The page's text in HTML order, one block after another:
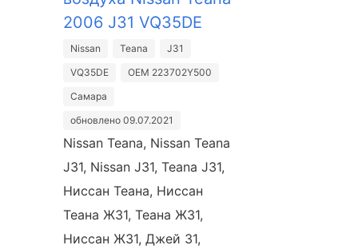
2006 J31 VQ35DE
Nissan Teana
J31
VQ35DE
OEM 223702Y500
Самара
обновлено 09.07.2021
Nissan Teana, Nissan Teana
J31, Nissan J31, Teana J31,
Ниссан Теана, Ниссан
Теана Ж31, Теана Ж31,
Ниссан Ж31, Джей 31,